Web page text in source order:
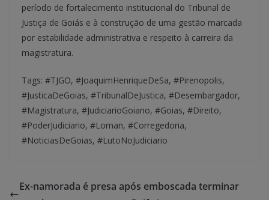
período de fortalecimento institucional do Tribunal de
Justiça de Goiás e à construção de uma gestão marcada
por estabilidade administrativa e respeito à carreira da
magistratura.
Tags: #TJGO, #JoaquimHenriqueDeSa, #Pirenopolis,
#JusticaDeGoias, #TribunalDeJustica, #Desembargador,
#Magistratura, #JudiciarioGoiano, #Goias, #Direito,
#PoderJudiciario, #Loman, #Corregedoria,
#NoticiasDeGoias, #LutoNoJudiciario
Ex-namorada é presa após emboscada terminar